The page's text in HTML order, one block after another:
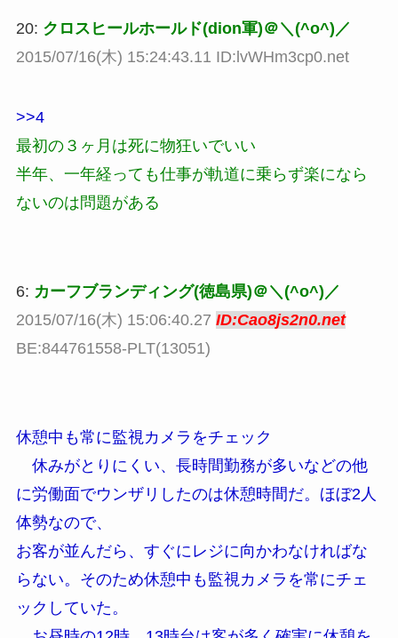
20: クロスヒールホールド(dion軍)＠＼(^o^)／
2015/07/16(木) 15:24:43.11 ID:lvWHm3cp0.net
>>4
最初の３ヶ月は死に物狂いでいい
半年、一年経っても仕事が軌道に乗らず楽になら
ないのは問題がある
6: カーフブランディング(徳島県)＠＼(^o^)／
2015/07/16(木) 15:06:40.27 ID:Cao8js2n0.net
BE:844761558-PLT(13051)
休憩中も常に監視カメラをチェック
休みがとりにくい、長時間勤務が多いなどの他
に労働面でウンザリしたのは休憩時間だ。ほぼ2人
体勢なので、
お客が並んだら、すぐにレジに向かわなければな
らない。そのため休憩中も監視カメラを常にチェ
ックしていた。